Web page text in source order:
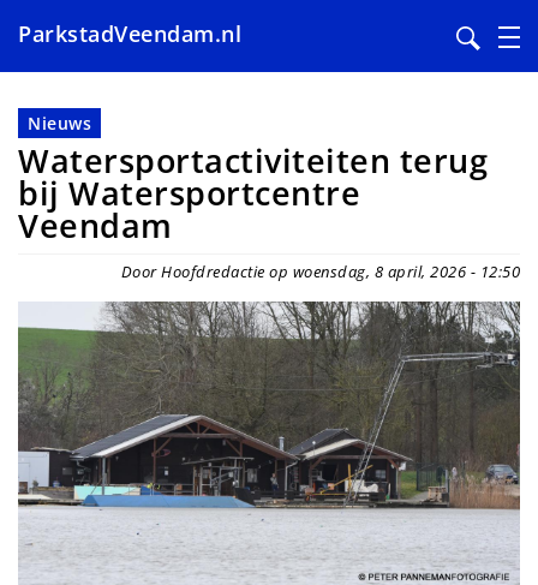
en
naar
de
inhoud
gaan
ParkstadVeendam.nl
Nieuws
Watersportactiviteiten terug
bij Watersportcentre
Veendam
Door Hoofdredactie op woensdag, 8 april, 2026 - 12:50